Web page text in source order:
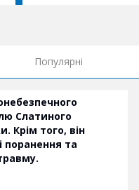
Популярні
Слатиного
Крім того, він
поранення та